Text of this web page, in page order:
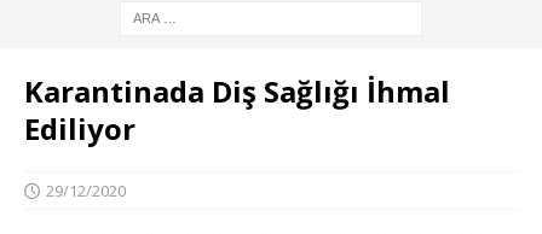
Karantinada Diş Sağlığı İhmal
Ediliyor
29/12/2020